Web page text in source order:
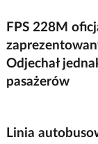
FPS 228M
Odjechał
pasażerów
Linia